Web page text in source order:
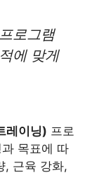
로그램
에 맞게
레이닝) 프로
목표에 따
, 근육 강화,